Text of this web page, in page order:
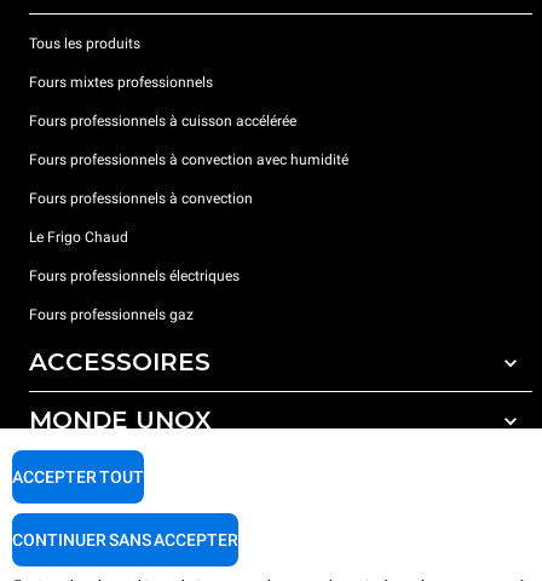
Tous les produits
Fours mixtes professionnels
Fours professionnels à cuisson accélérée
Fours professionnels à convection avec humidité
Fours professionnels à convection
Le Frigo Chaud
Fours professionnels électriques
Fours professionnels gaz
ACCESSOIRES
Tous les accessoires
Détergents pour lavage automatique
Détergents pour lavage manuel
Traitement de l'eau avec filtres à résine
MONDE UNOX
Nos bureaux dans le monde
SUPPORT
Garantie Unox
ACCEPTER TOUT
CONTINUER SANS ACCEPTER